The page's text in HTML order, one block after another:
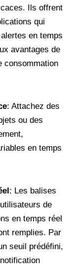
Ils offrent
qui
en temps
avantages de
consommation
: Attachez des
ou des
en temps
: Les balises
de
en temps réel
remplies. Par
seuil prédéfini,